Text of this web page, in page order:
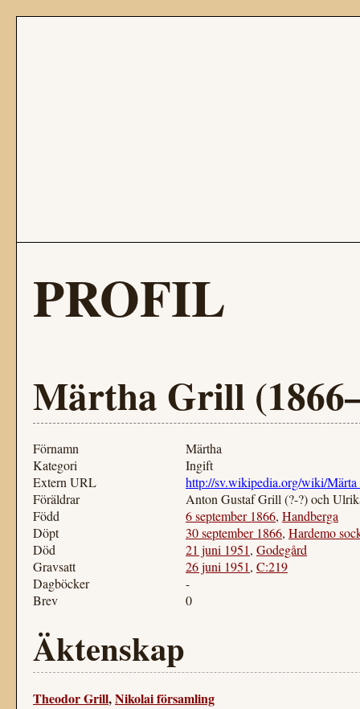
PROFIL
Märtha Grill
Förnamn
Märtha
Kategori
Ingift
Extern URL
http://sv.wikipedia.org/wiki/
Föräldrar
Anton Gustaf Grill (?-?) och
Född
6 september 1866, Handberga
Döpt
30 september 1866, Hardemo
Död
21 juni 1951, Godegård
Gravsatt
26 juni 1951, C:219
Dagböcker
-
Brev
0
Äktenskap
Theodor Grill,Nikolai församling